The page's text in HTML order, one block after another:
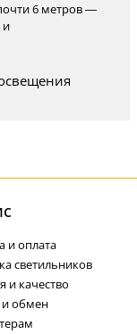
6 метров —
и
и оплата
светильников
и качество
и обмен